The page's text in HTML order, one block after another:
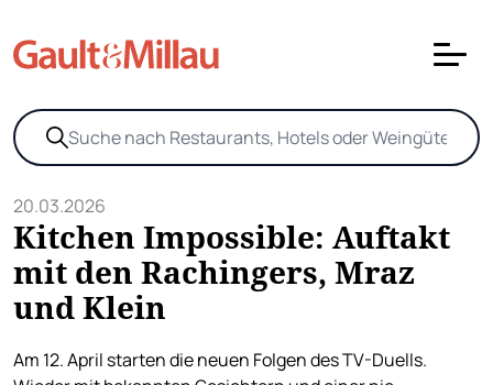
20.03.2026
Kitchen Impossible: Auftakt
mit den Rachingers, Mraz
und Klein
Am 12. April starten die neuen Folgen des TV-Duells.